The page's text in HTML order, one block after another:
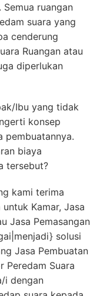
ruangan
suara yang
cenderung
Ruangan atau
diperlukan
Ibu yang tidak
konsep
pembuatannya.
biaya
tersebut?
kami terima
Kamar, Jasa
Jasa Pemasangan
solusi
Jasa Pembuatan
Peredam Suara
i dengan